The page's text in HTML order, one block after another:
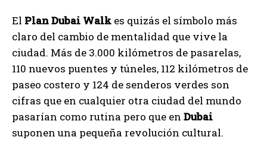
El Plan Dubai Walk es quizás el símbolo más
claro del cambio de mentalidad que vive la
ciudad. Más de 3.000 kilómetros de pasarelas,
110 nuevos puentes y túneles, 112 kilómetros de
paseo costero y 124 de senderos verdes son
cifras que en cualquier otra ciudad del mundo
pasarían como rutina pero que en Dubai
suponen una pequeña revolución cultural.